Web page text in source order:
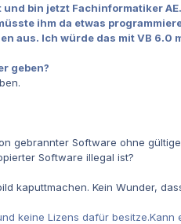
bin jetzt Fachinformatiker
ihm da etwas
aus. Ich würde das mit VB
geben?
gebrannter Software ohne
Software illegal ist?
kaputtmachen. Kein Wunder,
keine Lizens dafür